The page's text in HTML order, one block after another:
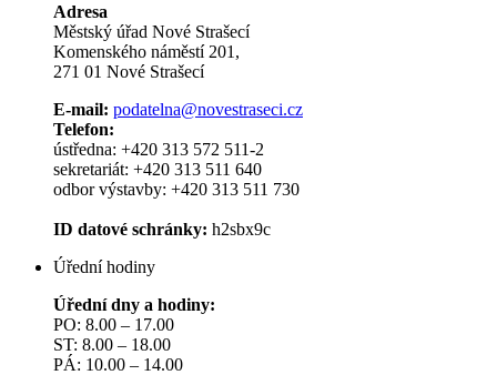
Adresa
Městský úřad Nové Strašecí
Komenského náměstí 201,
271 01 Nové Strašecí
E-mail: podatelna@novestraseci.cz
Telefon:
ústředna: +420 313 572 511-2
sekretariát: +420 313 511 640
odbor výstavby: +420 313 511 730
ID datové schránky: h2sbx9c
Úřední hodiny
Úřední dny a hodiny:
PO: 8.00 – 17.00
ST: 8.00 – 18.00
PÁ: 10.00 – 14.00